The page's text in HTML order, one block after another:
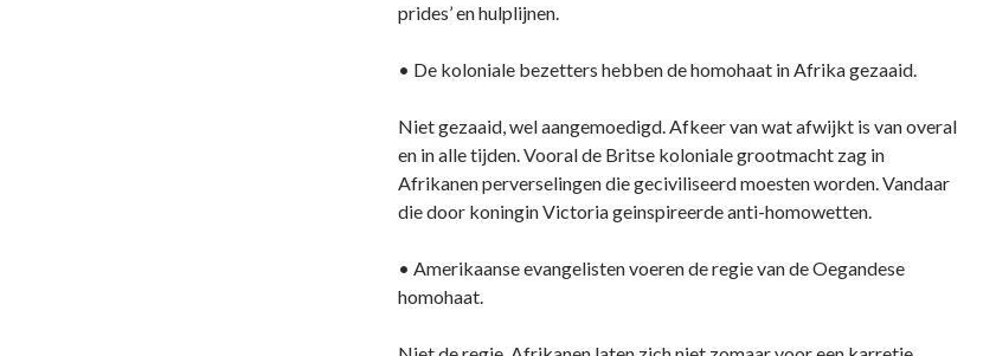
prides’ en hulplijnen.
• De koloniale bezetters hebben de homohaat in Afrika gezaaid.
Niet gezaaid, wel aangemoedigd. Afkeer van wat afwijkt is van overal
en in alle tijden. Vooral de Britse koloniale grootmacht zag in
Afrikanen perverselingen die geciviliseerd moesten worden. Vandaar
die door koningin Victoria geinspireerde anti-homowetten.
• Amerikaanse evangelisten voeren de regie van de Oegandese
homohaat.